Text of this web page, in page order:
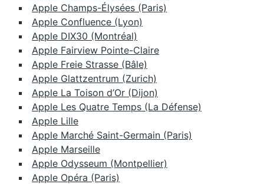
Apple Champs-Élysées (Paris)
Apple Confluence (Lyon)
Apple DIX30 (Montréal)
Apple Fairview Pointe-Claire
Apple Freie Strasse (Bâle)
Apple Glattzentrum (Zurich)
Apple La Toison d’Or (Dijon)
Apple Les Quatre Temps (La Défense)
Apple Lille
Apple Marché Saint-Germain (Paris)
Apple Marseille
Apple Odysseum (Montpellier)
Apple Opéra (Paris)